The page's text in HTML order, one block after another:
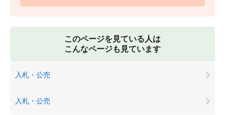
このページを見ている人は
こんなページも見ています
入札・公売
入札・公売